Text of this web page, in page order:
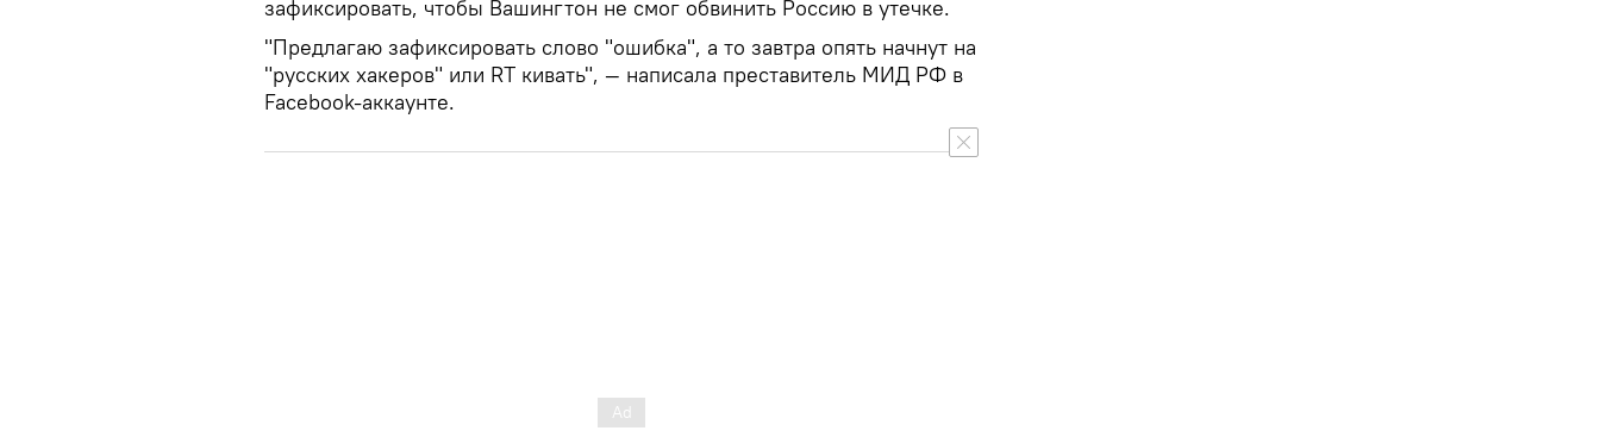
зафиксировать, чтобы Вашингтон не смог обвинить Россию в утечке.
"Предлагаю зафиксировать слово "ошибка", а то завтра опять начнут на
"русских хакеров" или RT кивать", — написала преставитель МИД РФ в
Facebook-аккаунте.